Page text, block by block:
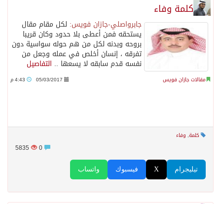
كلمة وفاء
جابرواصلي-جازان فويس: لكل مقام مقال
يستحقه فمن أعطى بلا حدود وكان قريبا
بروحه وبدنه لكل من هم حوله سواسية دون
تفرقه ، إنسان أخلص في عمله وجعل من
نفسه قدم سابقه لا يسعها .. التفاصيل
مقالات جازان فويس 05/03/2017
كلمة, وفاء
5835
واتساب فيسبوك X تيليجرام